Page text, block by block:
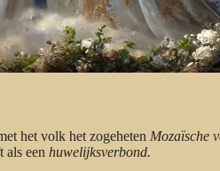
het volk het zogeheten Mozaïsche
als een huwelijksverbond.